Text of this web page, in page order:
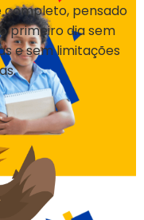
completo, pensado
primeiro dia sem
e sem limitações